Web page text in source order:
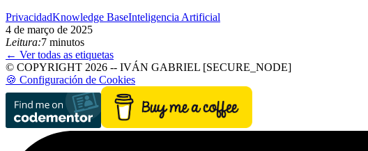
PrivacidadKnowledge BaseInteligencia Artificial
4 de março de 2025
Leitura:7 minutos
← Ver todas as etiquetas
© COPYRIGHT 2026 -- IVÁN GABRIEL [SECURE_NODE]
🍪 Configuración de Cookies